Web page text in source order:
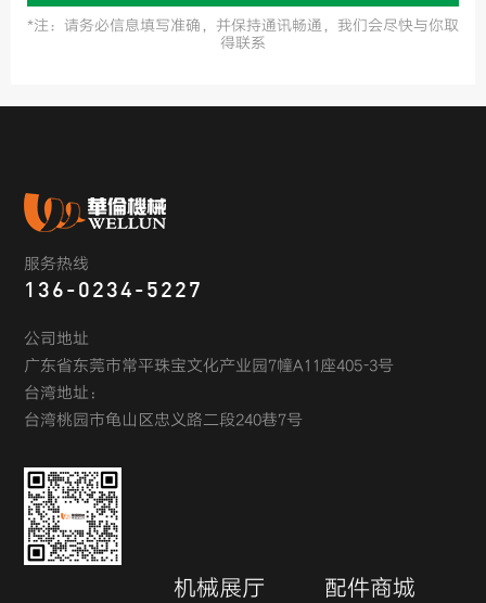
*注：请务必信息填写准确，并保持通讯畅通，我们会尽快与你取
得联系
服务热线
136-0234-5227
公司地址
广东省东莞市常平珠宝文化产业园7幢A11座405-3号
台湾地址：
台湾桃园市龟山区忠义路二段240巷7号
机械展厅 配件商城